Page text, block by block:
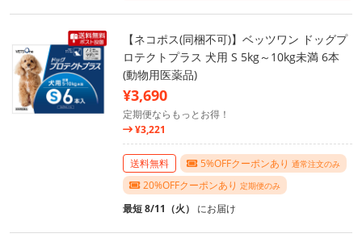
【ネコポス(同梱不可)】ベッツワン ドッグプ
ロテクトプラス 犬用 S 5kg～10kg未満 6本
(動物用医薬品)
¥3,690
定期便ならもっとお得！
¥3,221
送料無料 5%OFFクーポンあり 通常注文のみ
20%OFFクーポンあり 定期便のみ
最短 8/11（火） にお届け